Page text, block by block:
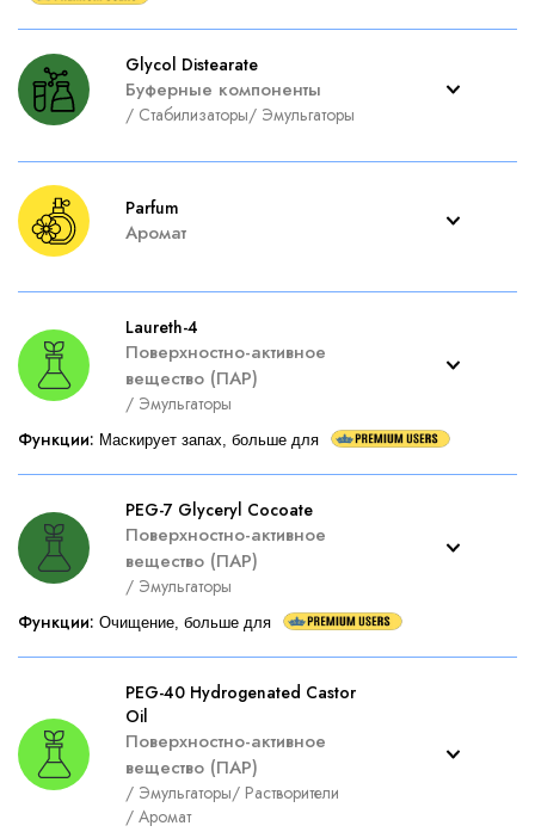
Glycol Distearate
Буферные компоненты
/ Стабилизаторы/ Эмульгаторы
Parfum
Аромат
Laureth-4
Поверхностно-активное
вещество (ПАР)
/ Эмульгаторы
Функции: Маскирует запах, больше для
PEG-7 Glyceryl Cocoate
Поверхностно-активное
вещество (ПАР)
/ Эмульгаторы
Функции: Очищение, больше для
PEG-40 Hydrogenated Castor
Oil
Поверхностно-активное
вещество (ПАР)
/ Эмульгаторы/ Растворители
/ Аромат